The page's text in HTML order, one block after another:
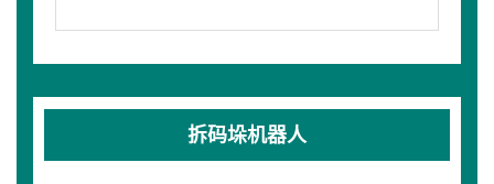
拆码垛机器人